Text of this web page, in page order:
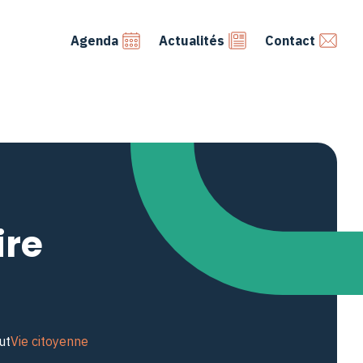
Agenda Actualités Contact
Vie citoyenne